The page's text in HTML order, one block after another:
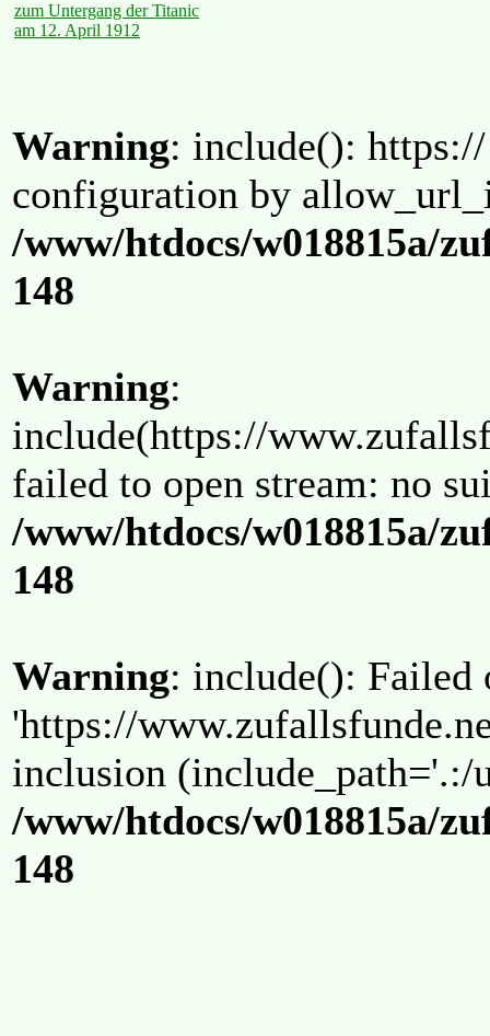
zum Untergang der Titanic
am 12. April 1912
Warning: include():
configuration by
/www/htdocs/w018815a/
148
Warning:
include(https://
failed to open stream: no
/www/htdocs/w018815a/
148
Warning: include(): Failed
'https://
inclusion (include_path='.:/
/www/htdocs/w018815a/
148